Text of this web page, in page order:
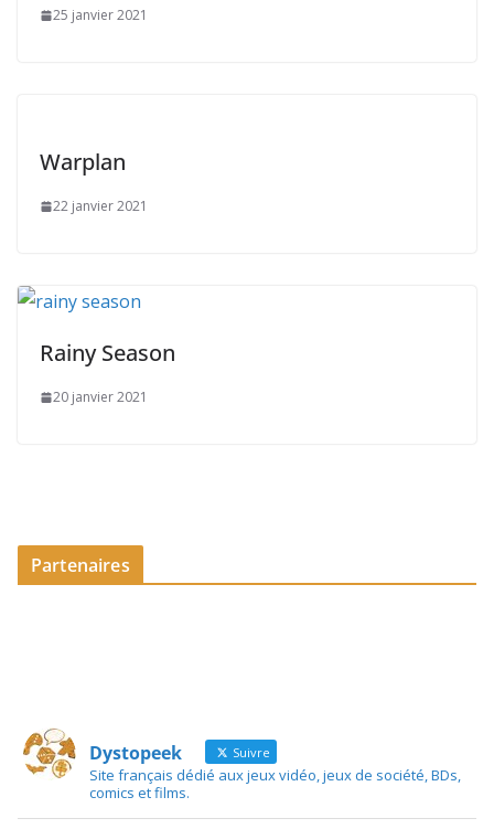
25 janvier 2021
Warplan
22 janvier 2021
Rainy Season
20 janvier 2021
Partenaires
Dystopeek Suivre
Site français dédié aux jeux vidéo, jeux de société, BDs,
comics et films.